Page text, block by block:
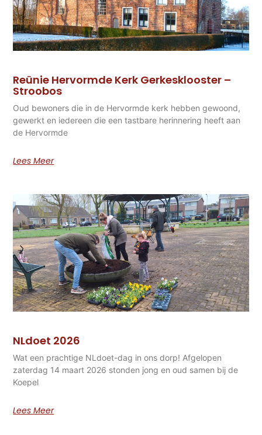
Reünie Hervormde Kerk Gerkesklooster –
Stroobos
Oud bewoners die in de Hervormde kerk hebben gewoond,
gewerkt en iedereen die een tastbare herinnering heeft aan
de Hervormde
Lees Meer
NLdoet 2026
Wat een prachtige NLdoet-dag in ons dorp! Afgelopen
zaterdag 14 maart 2026 stonden jong en oud samen bij de
Koepel
Lees Meer